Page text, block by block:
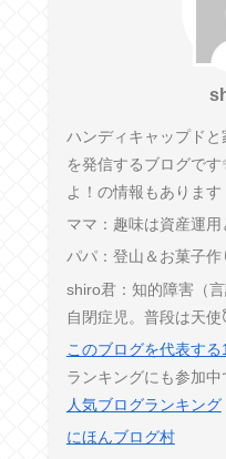
ハンディキャップド
を発信するブログで
よ！の情報もあります
ママ：趣味は資産運用
パパ：登山＆お菓子作
shiro君：知的障害（
自閉症児。普段は天
このブログを代表す
ランキングにも参加中
人気ブログランキング
にほんブログ村